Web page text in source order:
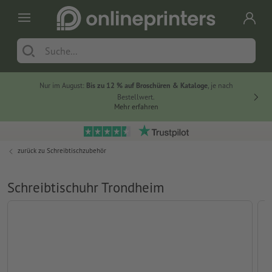
Nur im August: Bis zu 12 % auf Broschüren & Kataloge, je nach
Bestellwert.
Mehr erfahren
zurück zu Schreibtischzubehör
Schreibtischuhr Trondheim